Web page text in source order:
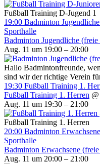
Fußball Training D-Jugend 1
19:00 Badminton
Sporthalle
Badminton Jugendliche (freie
Aug. 11 um 19:00 – 20:00
Hallo Badmintonfreunde,
sind wir der richtige Verein
19:30 Fußball Training 1.
Fußball Training 1. Herren
Aug. 11 um 19:30 – 21:00
Fußball Training 1. Herren
20:00 Badminton
Sporthalle
Badminton Erwachsene
Aug. 11 um 20:00 – 21:00